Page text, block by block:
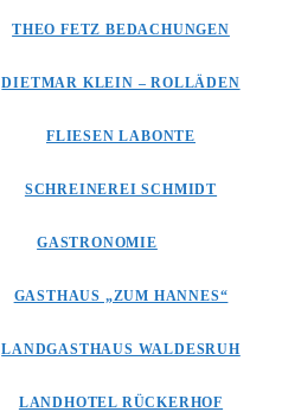
THEO FETZ BEDACHUNGEN
DIETMAR KLEIN – ROLLÄDEN
FLIESEN LABONTE
SCHREINEREI SCHMIDT
GASTRONOMIE
GASTHAUS „ZUM HANNES“
LANDGASTHAUS WALDESRUH
LANDHOTEL RÜCKERHOF